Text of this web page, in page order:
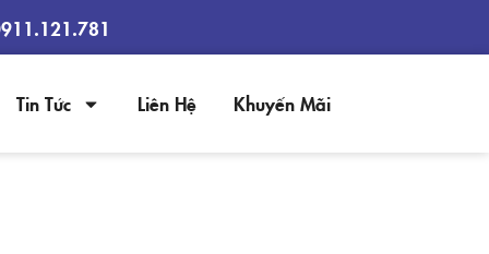
Tin Tức Liên Hệ Khuyến Mãi